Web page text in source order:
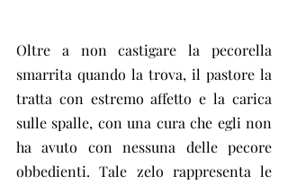
Oltre a non castigare la pecorella
smarrita quando la trova, il pastore la
tratta con estremo affetto e la carica
sulle spalle, con una cura che egli non
ha avuto con nessuna delle pecore
obbedienti. Tale zelo rappresenta le